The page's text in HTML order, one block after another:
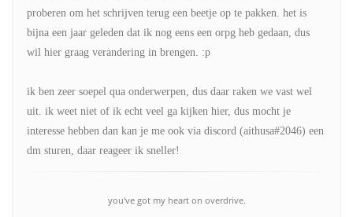
proberen om het schrijven terug een beetje op te pakken. het is
bijna een jaar geleden dat ik nog eens een orpg heb gedaan, dus
wil hier graag verandering in brengen. :p
ik ben zeer soepel qua onderwerpen, dus daar raken we vast wel
uit. ik weet niet of ik echt veel ga kijken hier, dus mocht je
interesse hebben dan kan je me ook via discord (aithusa#2046) een
dm sturen, daar reageer ik sneller!
you've got my heart on overdrive.